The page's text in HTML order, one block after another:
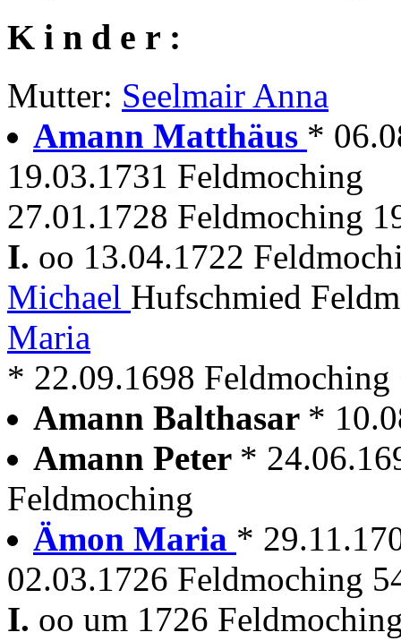
K i n d e r :
Mutter: Seelmair Anna
Amann Matthäus *
19.03.1731 Feldmoching
27.01.1728 Feldmoching
I. oo 13.04.1722
Michael Hufschmied
Maria
* 22.09.1698
Amann Balthasar *
Amann Peter *
Feldmoching
Ämon Maria *
02.03.1726 Feldmoching
I. oo um 1726